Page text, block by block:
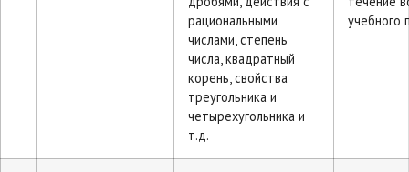
рациональными
числами, степень
числа, квадратный
корень, свойства
треугольника и
четырехугольника и
т.д.
учебного